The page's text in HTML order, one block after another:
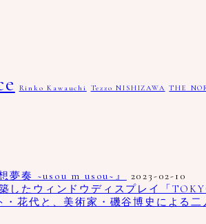
Rinko Kawauchi Tezzo NISHIZAWA THE
奏 ~usou m usou~』
2023-02-10
たウィンドウディスプレイ「
花代と、美術家・磯谷博史による二